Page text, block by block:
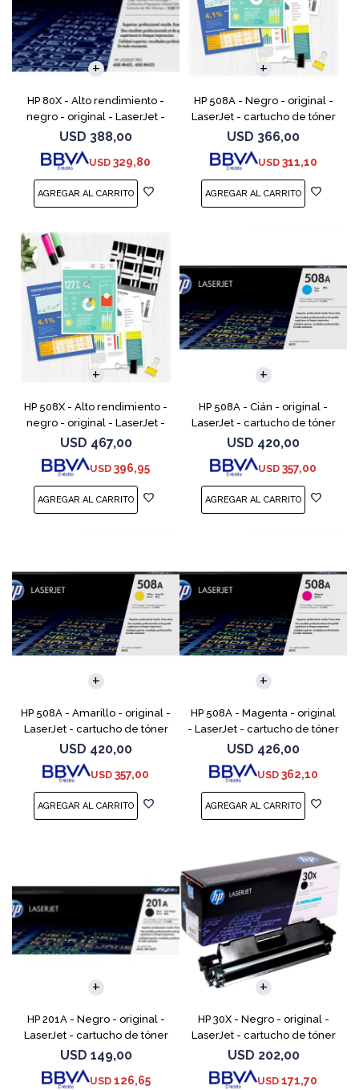
HP 80X - Alto rendimiento -
negro - original - LaserJet -
cartucho de tóner (CF280X) -
para LaserJet Pro 400 M401,
MFP M425
USD 388,00
USD 329,80
HP 508A - Negro - original -
LaserJet - cartucho de tóner
(CF360A) - para Color
LaserJet Enterprise MFP M577;
LaserJet Enterpris
USD 366,00
USD 311,10
HP 508X - Alto rendimiento -
negro - original - LaserJet -
cartucho de tóner (CF360X) -
para Color LaserJet
Enterprise MFP M577;
USD 467,00
USD 396,95
HP 508A - Cián - original -
LaserJet - cartucho de tóner
(CF361A) - para Color
LaserJet Enterprise MFP M577;
LaserJet Enterprise
USD 420,00
USD 357,00
HP 508A - Amarillo - original -
LaserJet - cartucho de tóner
(CF362A) - para Color
LaserJet Enterprise MFP M577;
LaserJet Enterp
USD 420,00
USD 357,00
HP 508A - Magenta - original
- LaserJet - cartucho de tóner
(CF363A) - para Color
LaserJet Enterprise MFP M577;
LaserJet Enterpr
USD 426,00
USD 362,10
HP 201A - Negro - original -
LaserJet - cartucho de tóner
(CF400A) - para Color
LaserJet Pro M252dn,
M252dw, M252n, MFP M277c6,
USD 149,00
USD 126,65
HP 30X - Negro - original -
LaserJet - cartucho de tóner
(CF230X) - para LaserJet Pro
M203d, M203dn, M203dw, MFP
M227fdn, MFP M2
USD 202,00
USD 171,70